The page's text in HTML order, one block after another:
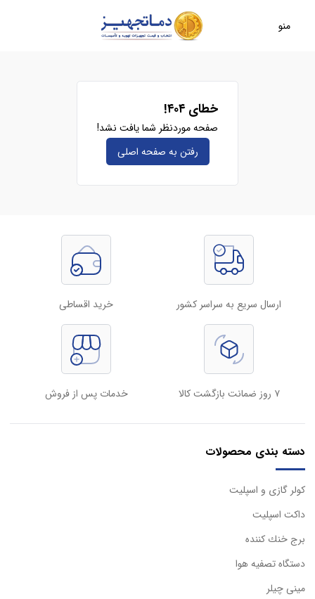
منو
خطای ۴۰۴!
صفحه موردنظر شما یافت نشد!
رفتن به صفحه‌ اصلی
ارسال سریع به سراسر کشور خرید اقساطی
۷ روز ضمانت بازگشت کالا خدمات پس از فروش
دسته بندی محصولات
كولر گازی و اسپليت
داكت اسپليت
برج خنك كننده
دستگاه تصفيه هوا
مینی چیلر